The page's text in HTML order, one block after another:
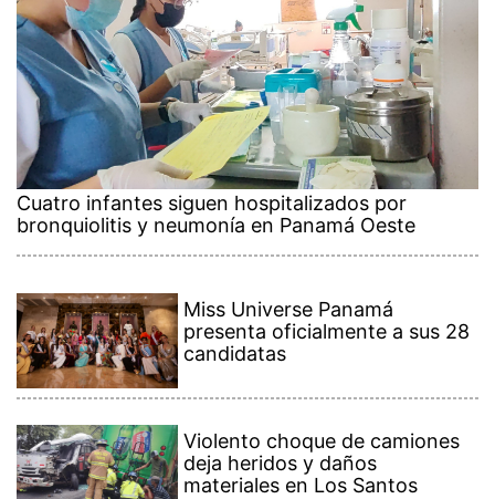
Cuatro infantes siguen hospitalizados por
bronquiolitis y neumonía en Panamá Oeste
Miss Universe Panamá
presenta oficialmente a sus 28
candidatas
Violento choque de camiones
deja heridos y daños
materiales en Los Santos